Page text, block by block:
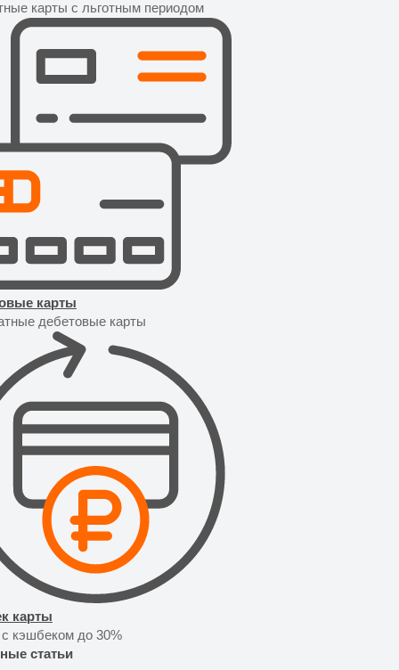
карты с льготным периодом
карты
дебетовые карты
карты
кэшбеком до 30%
статьи